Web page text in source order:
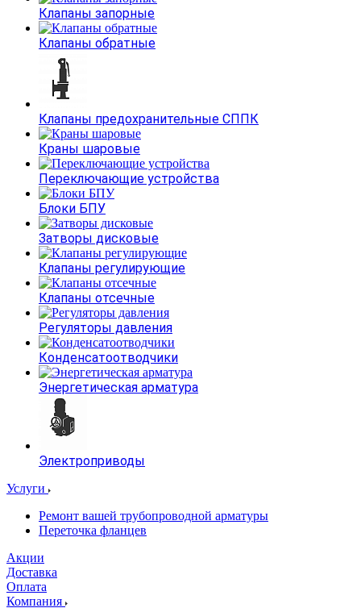
Клапаны запорные
Клапаны обратные
Клапаны предохранительные СППК
Краны шаровые
Переключающие устройства
Блоки БПУ
Затворы дисковые
Клапаны регулирующие
Клапаны отсечные
Регуляторы давления
Конденсатоотводчики
Энергетическая арматура
Электроприводы
Услуги
Ремонт вашей трубопроводной арматуры
Переточка фланцев
Акции
Доставка
Оплата
Компания